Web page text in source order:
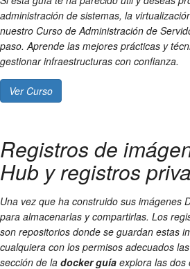
administración de sistemas, la
nuestro Curso de Administración de
paso. Aprende las mejores prácticas y
gestionar infraestructuras con confianza.
Ver Curso
Registros de
Hub y registros
Una vez que ha construido sus imágenes
para almacenarlas y compartirlas. Los
son repositorios donde se guardan estas
cualquiera con los permisos adecuados
sección de la docker guía explora las dos